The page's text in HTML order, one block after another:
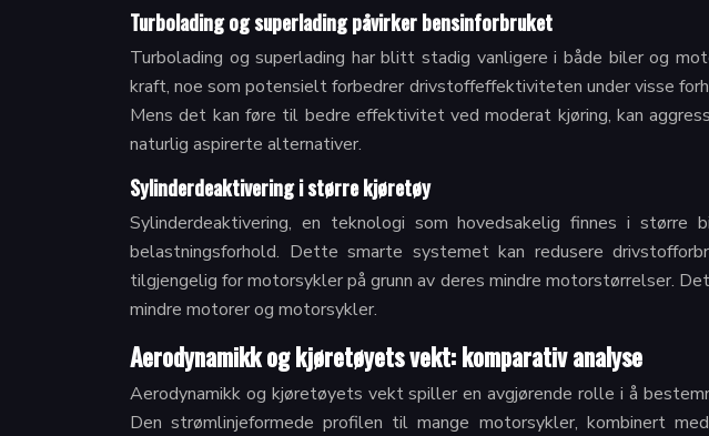
Turbolading og superlading påvirker bensinforbruket
Turbolading og superlading har blitt stadig vanligere i både biler og
kraft, noe som potensielt forbedrer drivstoffeffektiviteten under visse
Mens det kan føre til bedre effektivitet ved moderat kjøring, kan
naturlig aspirerte alternativer.
Sylinderdeaktivering i større kjøretøy
Sylinderdeaktivering, en teknologi som hovedsakelig finnes i
belastningsforhold. Dette smarte systemet kan redusere
tilgjengelig for motorsykler på grunn av deres mindre motorstørrelser.
mindre motorer og motorsykler.
Aerodynamikk og kjøretøyets vekt: komparativ analyse
Aerodynamikk og kjøretøyets vekt spiller en avgjørende rolle i å
Den strømlinjeformede profilen til mange motorsykler, kombinert